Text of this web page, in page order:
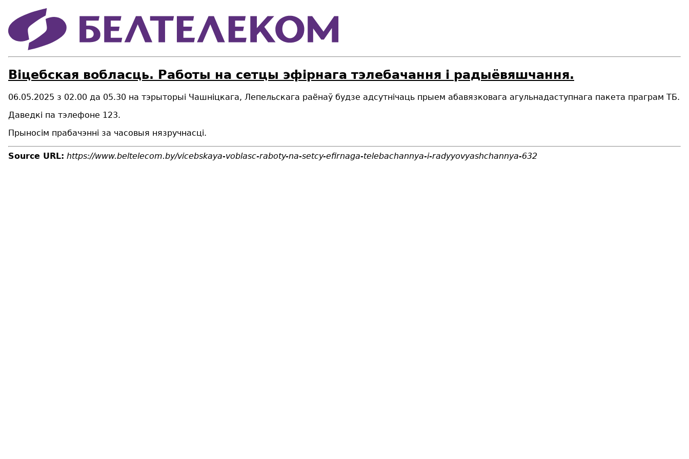
Віцебская вобласць. Работы на сетцы эфірнага тэлебачання і радыёвяшчання.
06.05.2025 з 02.00 да 05.30 на тэрыторыі Чашніцкага, Лепельскага раёнаў будзе адсутнічаць прыем абавязковага агульнадаступнага пакета праграм ТБ.
Даведкі па тэлефоне 123.
Прыносім прабачэнні за часовыя нязручнасці.
Source URL: https://www.beltelecom.by/vicebskaya-voblasc-raboty-na-setcy-efirnaga-telebachannya-i-radyyovyashchannya-632